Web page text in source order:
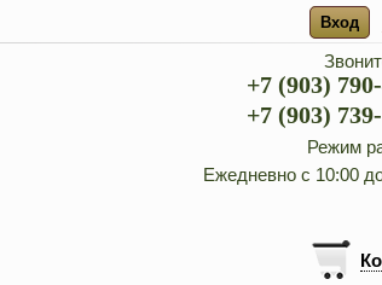
Вход
+7 (903)
+7 (903)
Режим
Ежедневно с 10:00